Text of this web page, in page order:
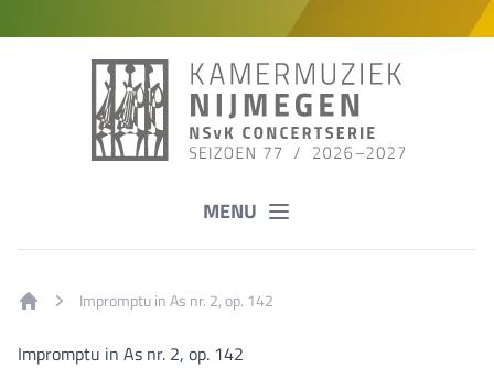
MENU
Impromptu in As nr. 2, op. 142
Impromptu in As nr. 2, op. 142